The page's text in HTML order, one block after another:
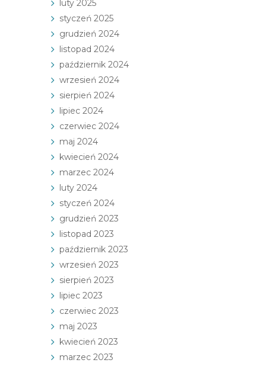
luty 2025
styczeń 2025
grudzień 2024
listopad 2024
październik 2024
wrzesień 2024
sierpień 2024
lipiec 2024
czerwiec 2024
maj 2024
kwiecień 2024
marzec 2024
luty 2024
styczeń 2024
grudzień 2023
listopad 2023
październik 2023
wrzesień 2023
sierpień 2023
lipiec 2023
czerwiec 2023
maj 2023
kwiecień 2023
marzec 2023